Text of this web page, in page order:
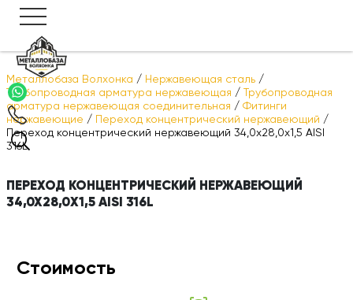
Металлобаза Волхонка / Нержавеющая сталь /
Трубопроводная арматура нержавеющая /
Трубопроводная
арматура нержавеющая соединительная / Фитинги
нержавеющие / Переход концентрический нержавеющий /
Переход концентрический нержавеющий 34,0х28,0x1,5 AISI
316L
ПЕРЕХОД КОНЦЕНТРИЧЕСКИЙ НЕРЖАВЕЮЩИЙ
34,0Х28,0X1,5 AISI 316L
Стоимость